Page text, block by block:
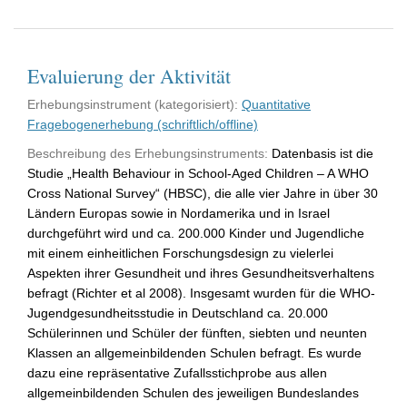
Evaluierung der Aktivität
Erhebungsinstrument (kategorisiert): Quantitative
Fragebogenerhebung (schriftlich/offline)
Beschreibung des Erhebungsinstruments: Datenbasis ist die
Studie „Health Behaviour in School-Aged Children – A WHO
Cross National Survey“ (HBSC), die alle vier Jahre in über 30
Ländern Europas sowie in Nordamerika und in Israel
durchgeführt wird und ca. 200.000 Kinder und Jugendliche
mit einem einheitlichen Forschungsdesign zu vielerlei
Aspekten ihrer Gesundheit und ihres Gesundheitsverhaltens
befragt (Richter et al 2008). Insgesamt wurden für die WHO-
Jugendgesundheitsstudie in Deutschland ca. 20.000
Schülerinnen und Schüler der fünften, siebten und neunten
Klassen an allgemeinbildenden Schulen befragt. Es wurde
dazu eine repräsentative Zufallsstichprobe aus allen
allgemeinbildenden Schulen des jeweiligen Bundeslandes